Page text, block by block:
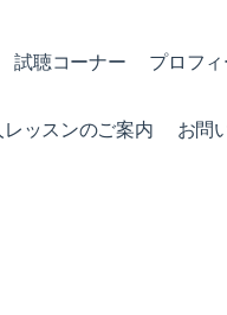
試聴コーナー プロフ
レッスンのご案内 お問